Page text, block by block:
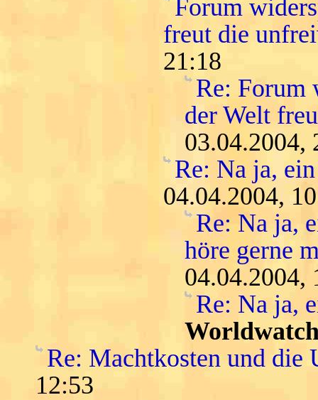
Forum
freut die
21:18
Re: Forum
der Welt
03.04.2004,
Re: Na ja,
04.04.2004,
Re: Na ja,
höre gerne
04.04.2004,
Re: Na ja,
Re: Machtkosten und die
12:53